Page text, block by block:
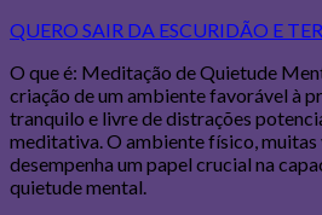
QUERO SAIR DA ESCURIDÃO E
O que é: Meditação de Quietude
criação de um ambiente favorável à
tranquilo e livre de distrações
meditativa. O ambiente físico, muitas
desempenha um papel crucial na
quietude mental.